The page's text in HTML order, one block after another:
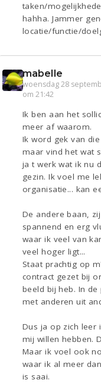
taken/
hahha. Jammer
locatie/functie/
mabelle
woensdag 28
om 21:42
Ik ben aan het
meer af waarom.
Ik word gek van
maar vind het wat
ja t werk wat ik nu
gezin. Ik voel me
organisatie... kan
De andere baan,
spannend en erg
waar ik veel van
veel hoger ligt...
Staat prachtig op
contract gezet bij
beeld bij heb. In
met anderen uit
Dus ja op zich leer
mij willen hebben.
Maar ik voel ook
waar ik al meer
is saai.